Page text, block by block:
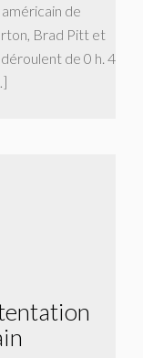
de
Brad Pitt et
de 0 h. 4